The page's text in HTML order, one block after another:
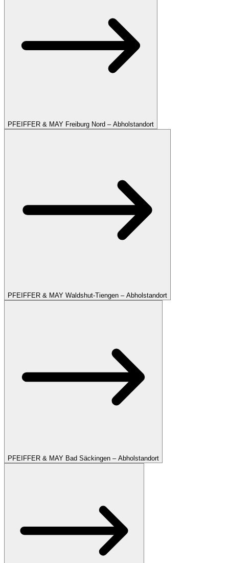
PFEIFFER & MAY Freiburg Nord – Abholstandort
PFEIFFER & MAY Waldshut-Tiengen – Abholstandort
PFEIFFER & MAY Bad Säckingen – Abholstandort